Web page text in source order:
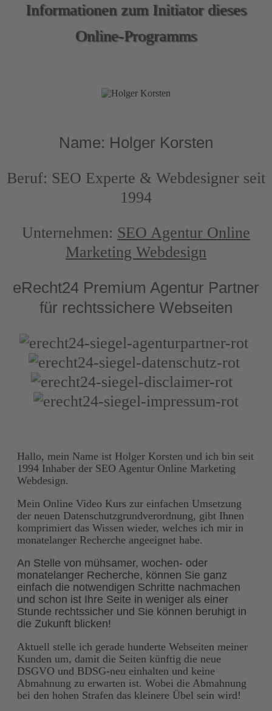
Informationen zum Initiator dieses
Online-Programms
Name: Holger Korsten
Beruf: SEO Experte & Webdesigner seit
1994
Unternehmen: SEO Agentur Online
Marketing Webdesign
eRecht24 Premium Agentur Partner
für rechtssichere Webseiten
Hallo, mein Name ist Holger Korsten und ich bin seit
1994 Inhaber der SEO Agentur Online Marketing
Webdesign.
Mein Online Video Kurs zur einfachen Umsetzung
der neuen Datenschutzgrundverordnung, gibt Ihnen
komprimiert das Wissen wieder, welches ich mir in
monatelanger Recherche angeeignet habe.
An Stelle von mühsamer, wochen- oder
monatelanger Recherche, können Sie ganz
einfach die notwendigen Schritte nachmachen
und schon ist Ihre Seite in weniger als einer
Stunde rechtssicher und Sie können beruhigt in
die Zukunft blicken!
Aktuell stelle ich gerade hunderte Webseiten meiner
Kunden um, damit die Seiten künftig die neue
DSGVO und BDSG-neu einhalten und keine
Abmahnung zu erwarten ist. Wobei die Abmahnung
bei den hohen Strafen das kleinere Übel sein wird!